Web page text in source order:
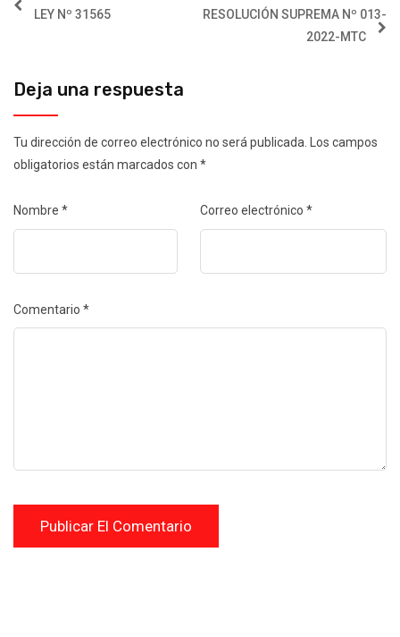
LEY Nº 31565
RESOLUCIÓN SUPREMA Nº 013-
2022-MTC
Deja una respuesta
Tu dirección de correo electrónico no será publicada.
Los campos
obligatorios están marcados con *
Nombre * Correo electrónico *
Comentario *